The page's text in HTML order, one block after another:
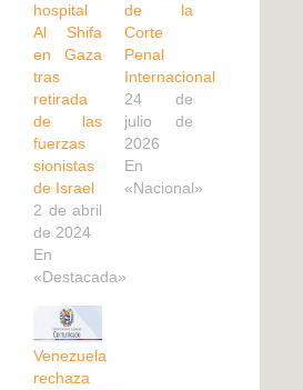
hospital
Al Shifa
en Gaza
tras
retirada
de las
fuerzas
sionistas
de Israel
2 de abril
de 2024
En
«Destacada»
de la
Corte
Penal
Internacional
24 de
julio de
2026
En
«Nacional»
Venezuela
rechaza